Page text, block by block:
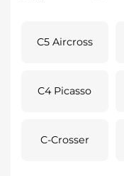
C5 Aircross
C4 Picasso
C-Crosser